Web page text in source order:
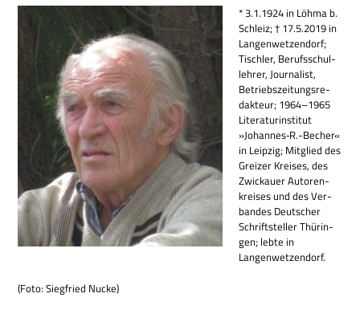
* 3.1.1924 in Löhma b.
Schleiz; † 17.5.2019 in
Lan­gen­wet­zen­dorf;
Tisch­ler, Berufs­schul­
leh­rer, Jour­na­list,
Betriebs­zei­tungs­re­
dak­teur; 1964–1965
Lite­ra­tur­in­sti­tut
»Johannes‑R.-Becher«
in Leip­zig; Mit­glied des
Grei­zer Krei­ses, des
Zwickauer Autoren­
krei­ses und des Ver­
ban­des Deut­scher
Schrift­stel­ler Thü­rin­
gen; lebte in
Langenwetzendorf.
(Foto: Sieg­fried Nucke)